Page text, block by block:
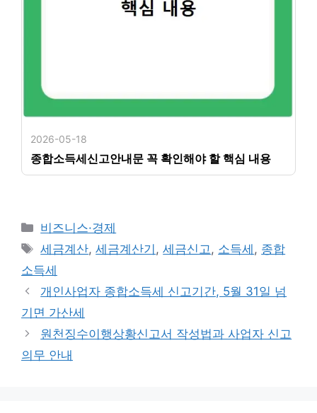
2026-05-18
종합소득세신고안내문 꼭 확인해야 할 핵심 내용
카
테
리
비즈니스·경제
태
그
세금계산,세금계산기 ,세금신고, 소득세 , 종합
소득세
개인사업자 종합소득세 신고기간, 5월 31일 넘
기면 가산세
원천징수이행상황신고서 작성법과 사업자 신고
의무 안내